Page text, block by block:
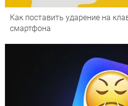
Как поставить ударение на
смартфона